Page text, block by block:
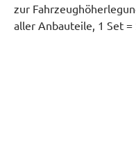
zur
aller Anbauteile, 1 Set =